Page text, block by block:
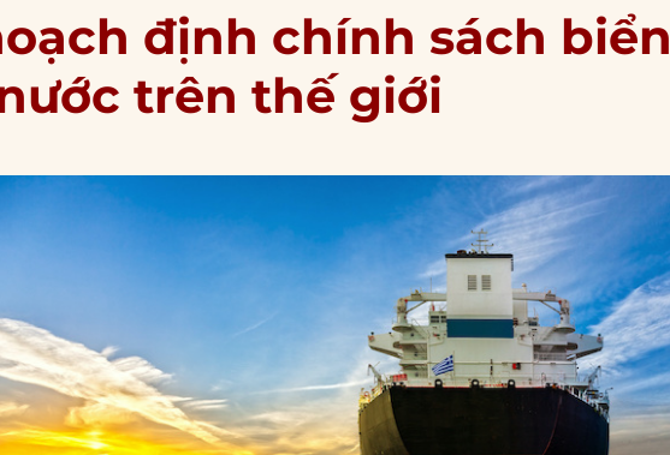
định chính sách biển
trên thế giới